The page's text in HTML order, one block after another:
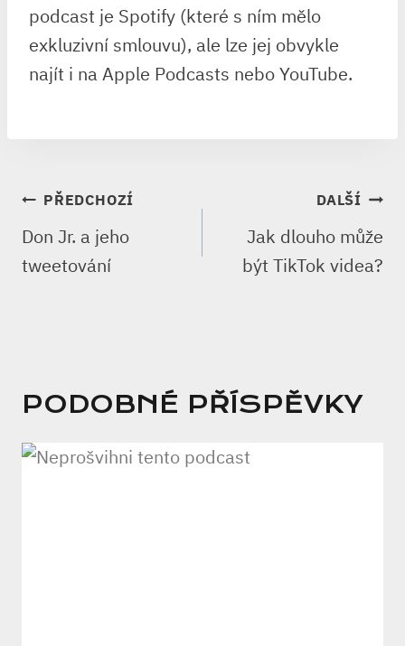
podcast je Spotify (které s ním mělo
exkluzivní smlouvu), ale lze jej obvykle
najít i na Apple Podcasts nebo YouTube.
NAVIGACE
PRO
PŘÍSPĚVEK
PŘEDCHOZÍ
Don Jr. a jeho
tweetování
DALŠÍ
Jak dlouho může
být TikTok videa?
PODOBNÉ PŘÍSPĚVKY